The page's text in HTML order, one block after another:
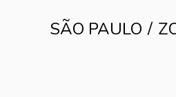
SÃO PAULO